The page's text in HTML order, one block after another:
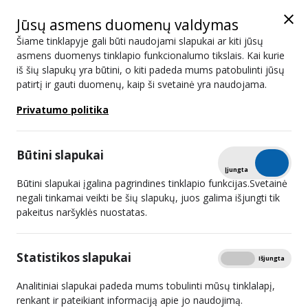
Jūsų asmens duomenų valdymas
Šiame tinklapyje gali būti naudojami slapukai ar kiti jūsų
asmens duomenys tinklapio funkcionalumo tikslais. Kai kurie
iš šių slapukų yra būtini, o kiti padeda mums patobulinti jūsų
patirtį ir gauti duomenų, kaip ši svetainė yra naudojama.
Privatumo politika
Būtini slapukai
Tikrinti
Įjungta
Būtini slapukai įgalina pagrindines tinklapio funkcijas.Svetainė
negali tinkamai veikti be šių slapukų, juos galima išjungti tik
pakeitus naršyklės nuostatas.
Statistikos slapukai Rodyti Išjungta
Analitiniai slapukai padeda mums tobulinti mūsų tinklalapį,
renkant ir pateikiant informaciją apie jo naudojimą.
KusKus
# Retransliuotojai - 4
1 UAB „Init“
2 UAB „Penkių kontinentų komunikacijų centras“
3 UAB „Sugardas“
4 UAB „Consilium optimum“
#
Televizijos programų ir (ar) atskirų programų
platintojai internete - 2